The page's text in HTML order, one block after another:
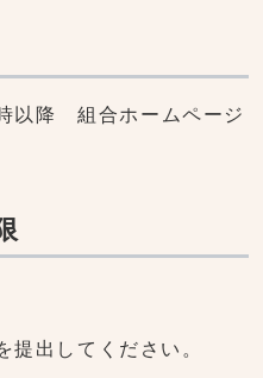
以降 組合ホームページ
提出してください。